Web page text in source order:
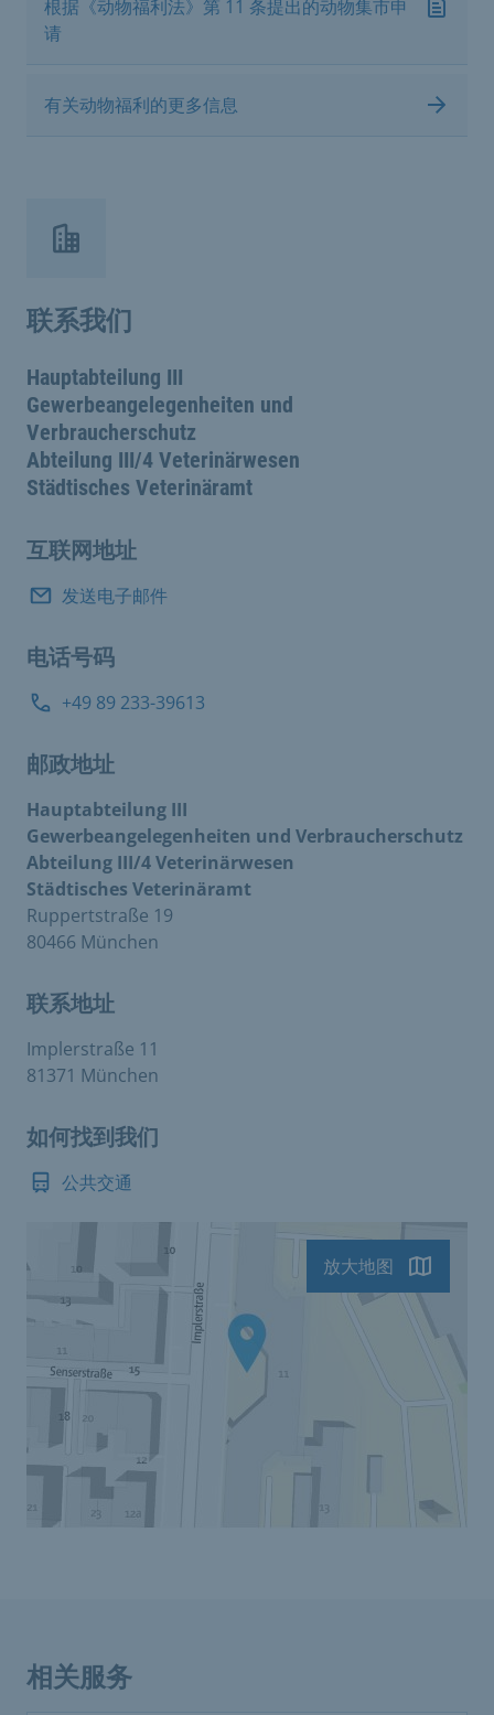
根据《动物福利法》第 11 条提出的动物集市申
请
有关动物福利的更多信息
联系我们
Hauptabteilung III
Gewerbeangelegenheiten und
Verbraucherschutz
Abteilung III/4 Veterinärwesen
Städtisches Veterinäramt
互联网地址
发送电子邮件
电话号码
+49 89 233-39613
邮政地址
Hauptabteilung III
Gewerbeangelegenheiten und Verbraucherschutz
Abteilung III/4 Veterinärwesen
Städtisches Veterinäramt
Ruppertstraße 19
80466 München
联系地址
Implerstraße 11
81371 München
如何找到我们
公共交通
放大地图
相关服务